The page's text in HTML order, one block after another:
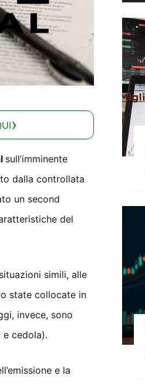
sull’imminente
dalla controllata
un second
del
simili, alle
state collocate in
invece, sono
cedola).
e la